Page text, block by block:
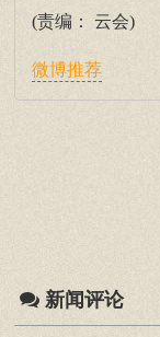
(责编： 云会)
微博推荐
新闻评论